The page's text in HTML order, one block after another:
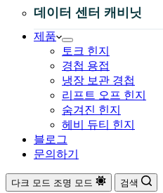
데이터 센터 캐비닛
제품
토크 힌지
경첩 용접
냉장 보관 경첩
리프트 오프 힌지
숨겨진 힌지
헤비 듀티 힌지
블로그
문의하기
다크 모드 조명 모드 검색